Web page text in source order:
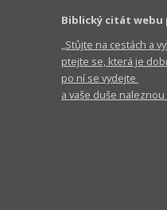
Biblický citát webu
„Stůjte na cestách a
ptejte se, která je
po ní se vydejte
a vaše duše naleznou